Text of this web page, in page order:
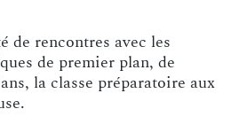
de rencontres avec les
de premier plan, de
la classe préparatoire aux